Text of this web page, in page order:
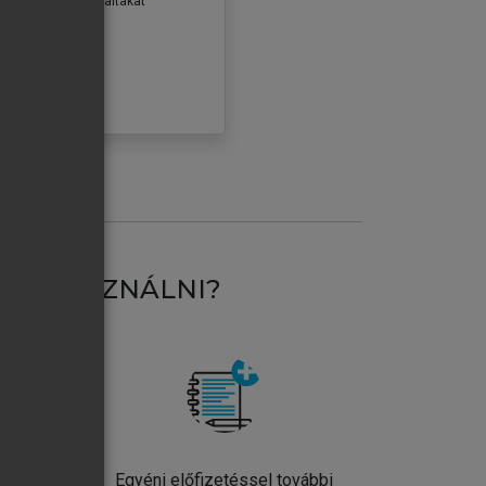
HASZNÁLNI?
Egyéni előfizetéssel további